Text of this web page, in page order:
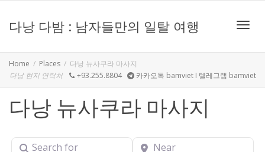
다낭 다밤 : 남자들만의 일탈 여행
Home Places
다낭 뉴사쿠라 마사지
다낭 현지 연락처
+93.255.8804 카카오톡 bamviet I 텔레그램 bamviet
다낭 뉴사쿠라 마사지
Search for Near